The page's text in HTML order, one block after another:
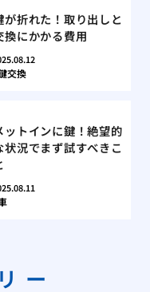
が折れた！取り出しと
換にかかる費用
交換
ットインに鍵！絶望的
状況でまず試すべきこ
ー